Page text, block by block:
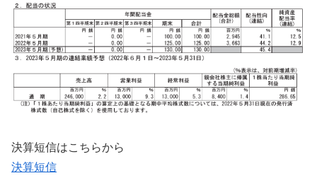
決算短信はこちらから
決算短信